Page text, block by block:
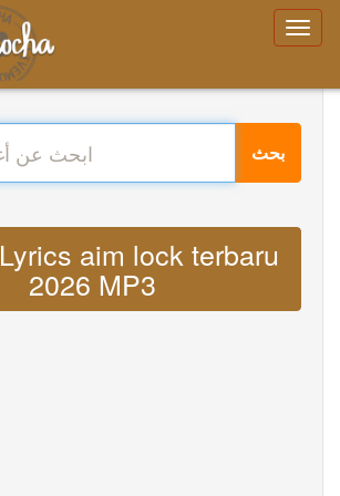
بحث
2026 MP3